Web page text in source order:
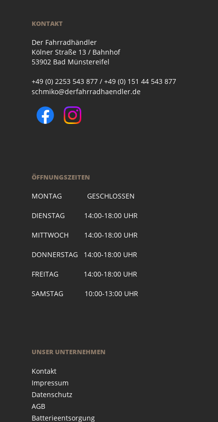
KONTAKT
Der Fahrradhändler
Kölner Straße 13 / Bahnhof
53902 Bad Münstereifel
+49 (0) 2253 543 877 / +49 (0) 151 44 543 877
schmiko@derfahrradhaendler.de
ÖFFNUNGSZEITEN
MONTAG GESCHLOSSEN
DIENSTAG 14:00-18:00 UHR
MITTWOCH 14:00-18:00 UHR
DONNERSTAG 14:00-18:00 UHR
FREITAG 14:00-18:00 UHR
SAMSTAG 10:00-13:00 UHR
UNSER UNTERNEHMEN
Kontakt
Impressum
Datenschutz
AGB
Batterieentsorgung